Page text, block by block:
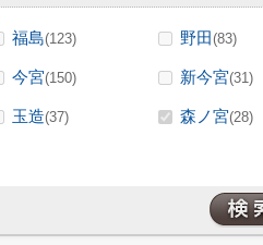
福島(123) 野田(83)
今宮(150) 新今宮(31)
玉造(37) 森ノ宮(28)